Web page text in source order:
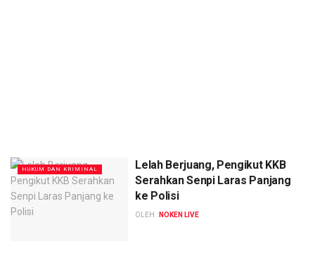
HUKUM DAN KRIMINAL
Lelah Berjuang, Pengikut KKB
Serahkan Senpi Laras Panjang
ke Polisi
OLEH : NOKEN LIVE